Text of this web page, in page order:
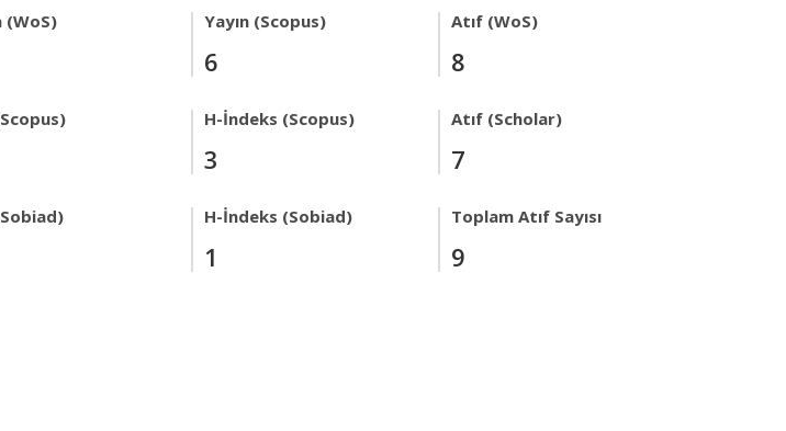
(WoS) Yayın (Scopus)
6
Atıf (WoS)
8
H-İndeks (Scopus)
3
Atıf (Scholar)
7
H-İndeks (Sobiad)
1
Toplam Atıf Sayısı
9